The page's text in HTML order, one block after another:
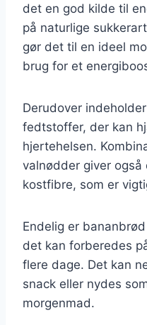
det en god kilde til
på naturlige
gør det til en ideel
brug for et
Derudover
fedtstoffer, der kan
hjertehelsen.
valnødder giver
kostfibre, som er
Endelig er
det kan forberedes
flere dage. Det kan
snack eller nydes
morgenmad.